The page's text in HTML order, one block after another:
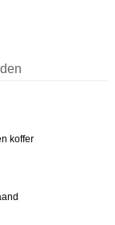
koffer